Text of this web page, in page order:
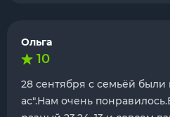
Ольга
10
28 сентября с семьёй были
ас".Нам очень